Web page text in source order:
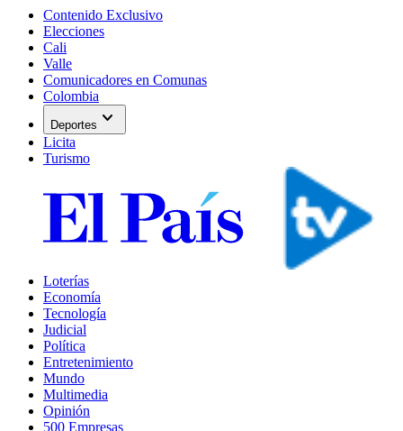
Contenido Exclusivo
Elecciones
Cali
Valle
Comunicadores en Comunas
Colombia
Deportes expand_more
Licita
Turismo
Loterías
Economía
Tecnología
Judicial
Política
Entretenimiento
Mundo
Multimedia
Opinión
500 Empresas